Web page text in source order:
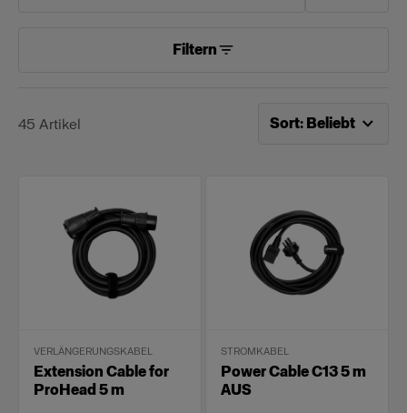
Filtern
45 Artikel
Jetzt sortieren nach
Sort: Beliebt
VERLÄNGERUNGSKABEL
Extension Cable for
ProHead 5 m
STROMKABEL
Power Cable C13 5 m
AUS